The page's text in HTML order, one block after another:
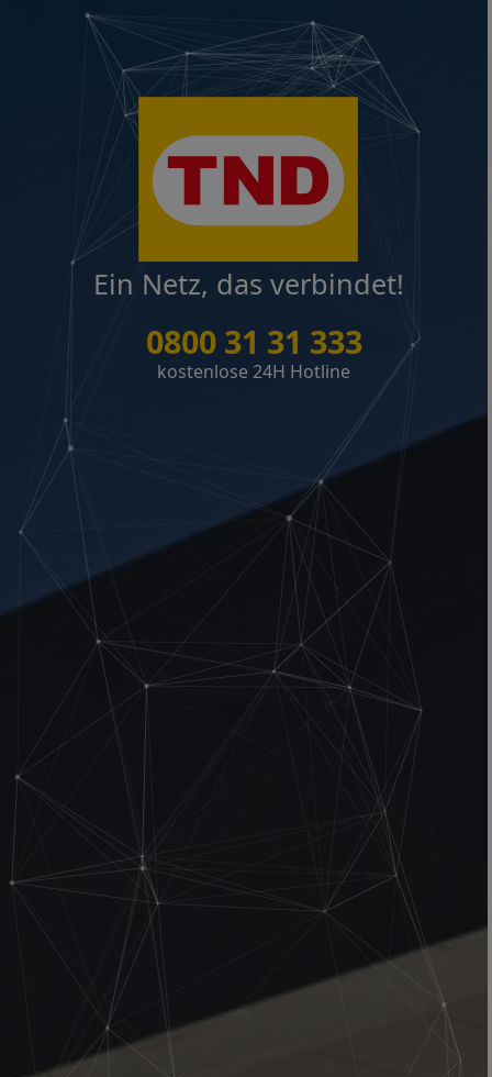
Ein Netz, das verbindet!
0800 31 31 333
kostenlose 24H Hotline